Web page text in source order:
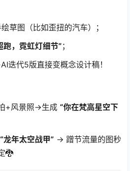
草图（比如歪扭的汽车）；
跑，霓虹灯细节” ；
迭代5版直接变概念设计稿！
+风景照→生成 “你在梵高星空下
“龙年太空战甲” → 蹭节流量的图秒
🐉